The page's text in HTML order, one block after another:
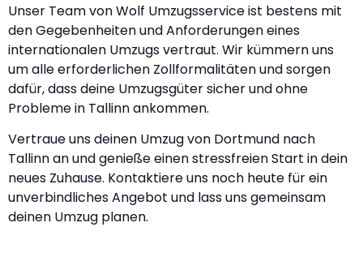
Unser Team von Wolf Umzugsservice ist bestens mit
den Gegebenheiten und Anforderungen eines
internationalen Umzugs vertraut. Wir kümmern uns
um alle erforderlichen Zollformalitäten und sorgen
dafür, dass deine Umzugsgüter sicher und ohne
Probleme in Tallinn ankommen.
Vertraue uns deinen Umzug von Dortmund nach
Tallinn an und genieße einen stressfreien Start in dein
neues Zuhause. Kontaktiere uns noch heute für ein
unverbindliches Angebot und lass uns gemeinsam
deinen Umzug planen.